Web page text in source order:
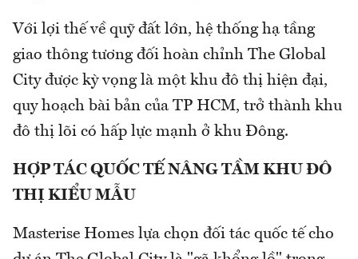
Với lợi thế về quỹ đất lớn, hệ thống hạ tầng
giao thông tương đối hoàn chỉnh The Global
City được kỳ vọng là một khu đô thị hiện đại,
quy hoạch bài bản của TP HCM, trở thành khu
đô thị lõi có hấp lực mạnh ở khu Đông.
HỢP TÁC QUỐC TẾ NÂNG TẦM KHU ĐÔ
THỊ KIỂU MẪU
Masterise Homes lựa chọn đối tác quốc tế cho